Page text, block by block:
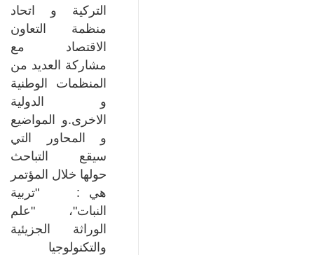
التركية و اتحاد
منظمة التعاون
الاقتصاد مع
مشاركة العديد من
المنظمات الوطنية
و الدولية
الاخرى.و المواضيع
و المحاور التي
سيقع التباحث
حولها خلال المؤتمر
هي : "تربية
النبات"، "علم
الوراثة الجزيئية
والتكنولوجيا